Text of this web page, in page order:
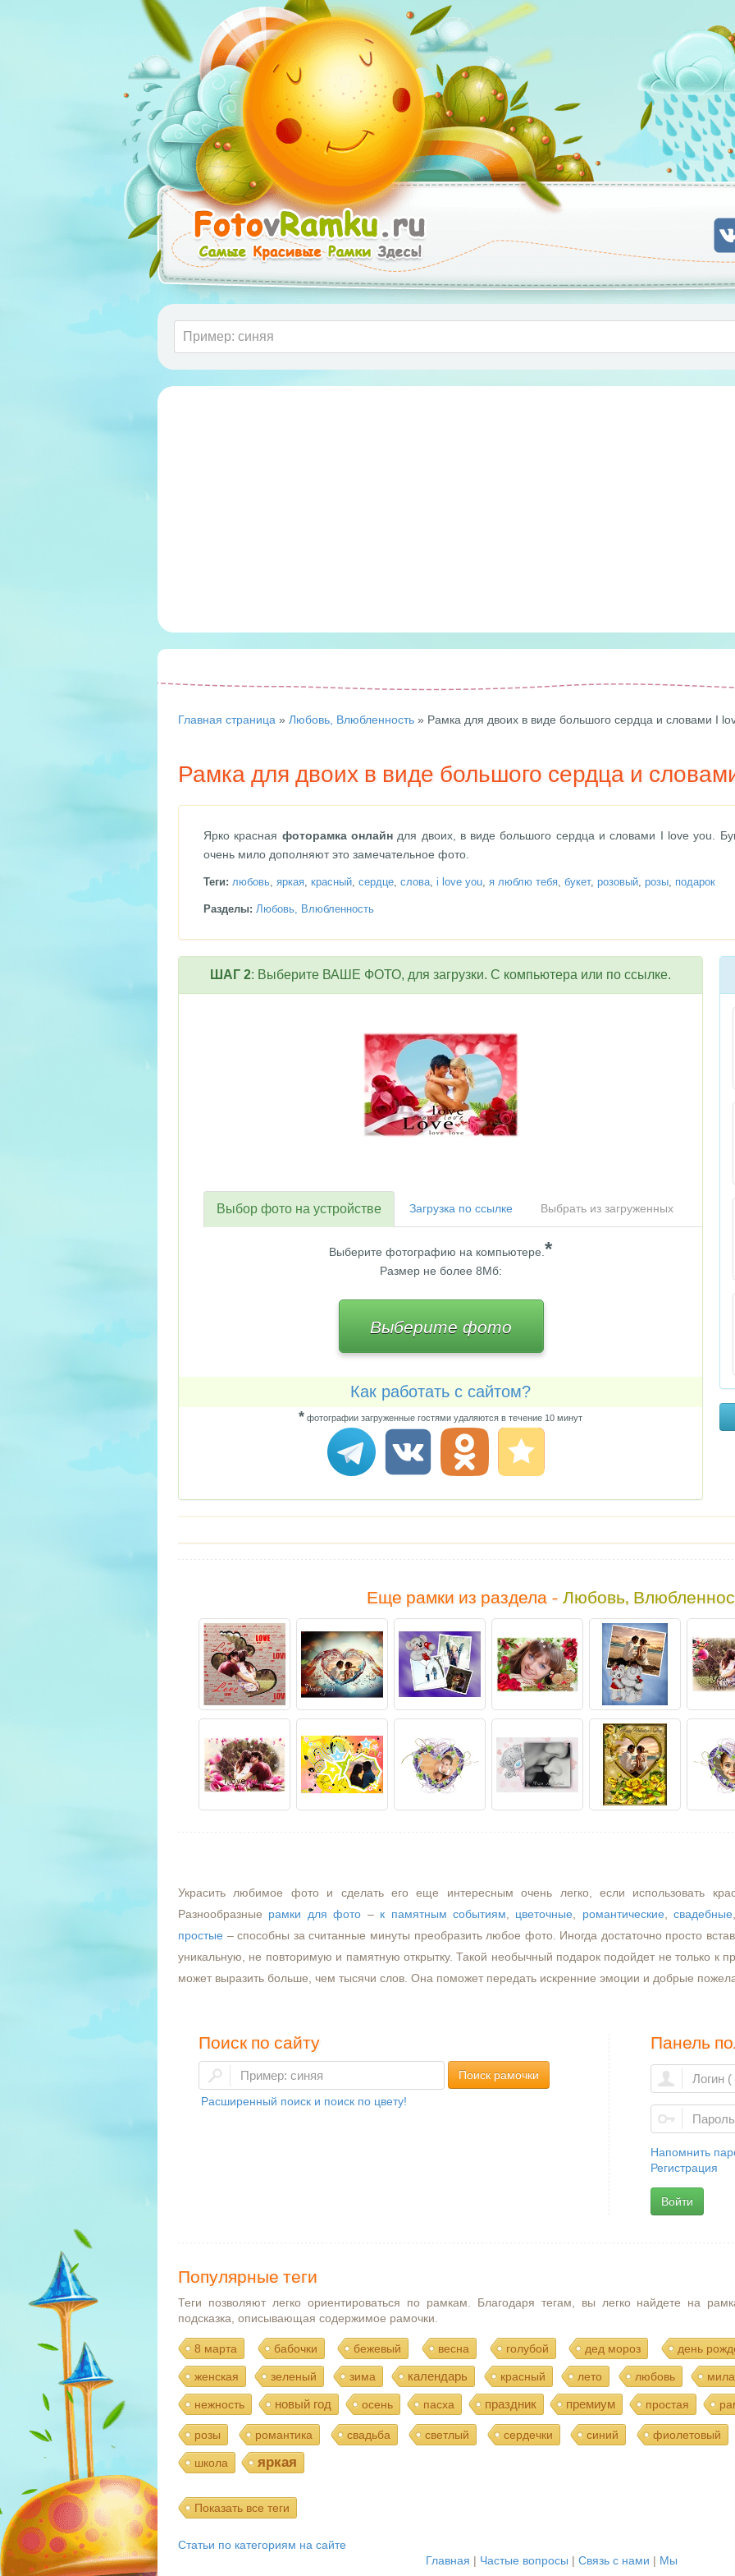
Главная страница » Любовь, Влюбленность » Рамка для двоих в виде большого сердца и словами I
Рамка для двоих в виде большого сердца и
Ярко красная фоторамка онлайндля двоих, в виде большого сердца и словами I love you.
очень мило дополняют это замечательное фото.
Теги: любовь, яркая, красный, сердце, слова, i love you, я люблю тебя, букет, розовый, розы, подарок
Разделы: Любовь, Влюбленность
ШАГ 2: Выберите ВАШЕ ФОТО, для загрузки. С компьютера или по ссылке.
Выбор фото на устройстве Загрузка по ссылке Выбрать из загруженных
Выберите фотографию на компьютере. *
Размер не более 8Мб:
Выберите фото
Как работать с сайтом?
* фотографии загруженные гостями удаляются в течение 10 минут
Еще рамки из раздела - Любовь,
Украсить любимое фото и сделать его еще интересным очень легко, если использовать
Разнообразные рамки для фото – к памятным событиям цветочные романтические ,свадебные
простые – способны за считанные минуты преобразить любое фото. Иногда достаточно просто
уникальную, не повторимую и памятную открытку. Такой необычный подарок подойдет не только к
может выразить больше, чем тысячи слов. Она поможет передать искренние эмоции и добрые
Поиск по сайту
Поиск рамочки
Расширенный поиск и поиск по цвету!
Панель
Напомнить
Регистрация
Войти
Популярные теги
Теги позволяют легко ориентироваться по рамкам. Благодаря тегам, вы легко найдете на
подсказка, описывающая содержимое рамочки.
8 марта бабочки бежевый весна голубой дед мороз день
женская зеленый зима календарь красный лето любовь
нежность новый год осень пасха праздник премиум простая
розы романтика свадьба светлый сердечки синий фиолетовый
школа яркая
Показать все теги
Статьи по категориям на сайте
Главная | Частые вопросы | Связь с нами | Мы